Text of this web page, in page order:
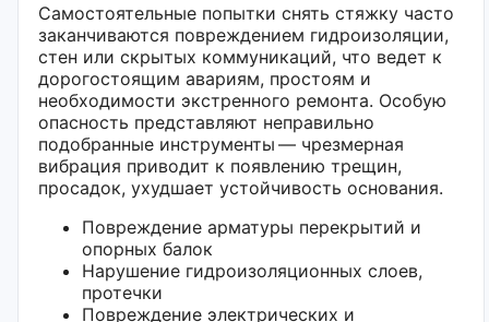
Самостоятельные попытки снять стяжку часто
заканчиваются повреждением гидроизоляции,
стен или скрытых коммуникаций, что ведет к
дорогостоящим авариям, простоям и
необходимости экстренного ремонта. Особую
опасность представляют неправильно
подобранные инструменты — чрезмерная
вибрация приводит к появлению трещин,
просадок, ухудшает устойчивость основания.
Повреждение арматуры перекрытий и
опорных балок
Нарушение гидроизоляционных слоев,
протечки
Повреждение электрических и